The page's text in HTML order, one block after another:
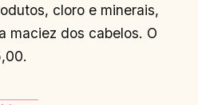
cloro e minerais,
maciez dos cabelos. O